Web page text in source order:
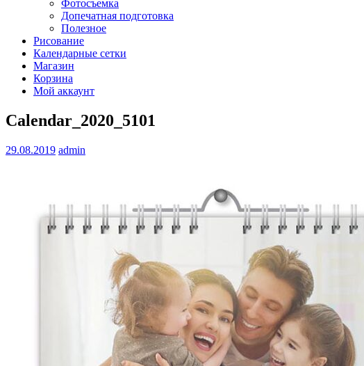
Фотосъемка
Допечатная подготовка
Полезное
Рисование
Календарные сетки
Магазин
Корзина
Мой аккаунт
Calendar_2020_5101
29.08.2019 admin